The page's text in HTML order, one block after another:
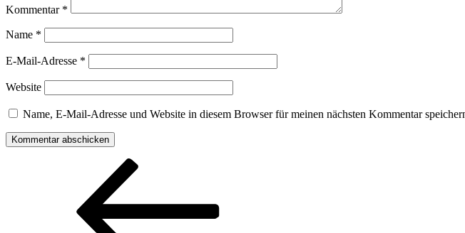
Kommentar *
Name *
E-Mail-Adresse *
Website
Name, E-Mail-Adresse und Website in diesem Browser für meinen nächsten Kommentar
Beitragsnavigation